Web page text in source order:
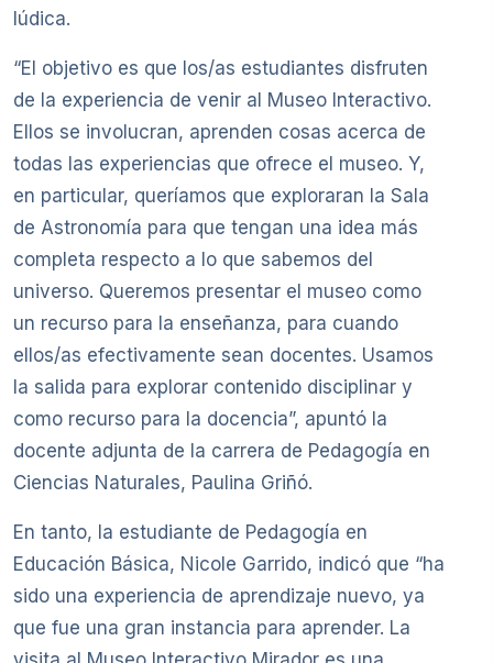
lúdica.
“El objetivo es que los/as estudiantes disfruten
de la experiencia de venir al Museo Interactivo.
Ellos se involucran, aprenden cosas acerca de
todas las experiencias que ofrece el museo. Y,
en particular, queríamos que exploraran la Sala
de Astronomía para que tengan una idea más
completa respecto a lo que sabemos del
universo. Queremos presentar el museo como
un recurso para la enseñanza, para cuando
ellos/as efectivamente sean docentes. Usamos
la salida para explorar contenido disciplinar y
como recurso para la docencia”, apuntó la
docente adjunta de la carrera de Pedagogía en
Ciencias Naturales, Paulina Griñó.
En tanto, la estudiante de Pedagogía en
Educación Básica, Nicole Garrido, indicó que “ha
sido una experiencia de aprendizaje nuevo, ya
que fue una gran instancia para aprender. La